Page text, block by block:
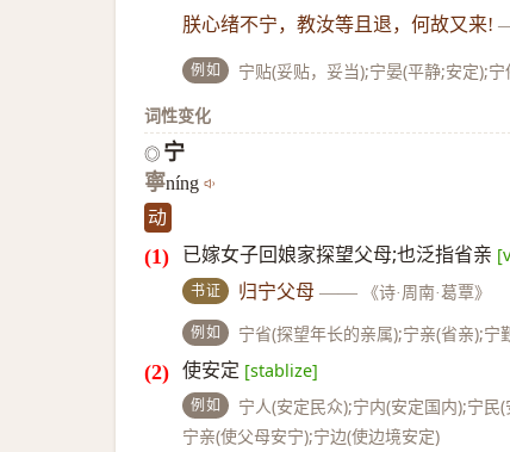
朕心绪不宁，教汝等且退，何故又来!
例如
宁贴(妥贴，妥当);宁晏(平静;安定);
词性变化
◎ 宁
寧níng
动
已嫁女子回娘家探望父母;也泛指省亲
书证 归宁父母 —— 《诗·周南·葛覃》
例如 宁省(探望年长的亲属);宁亲(省亲);宁
使安定 [stablize]
例如
宁人(安定民众);宁内(安定国内);宁
宁亲(使父母安宁);宁边(使边境安定)